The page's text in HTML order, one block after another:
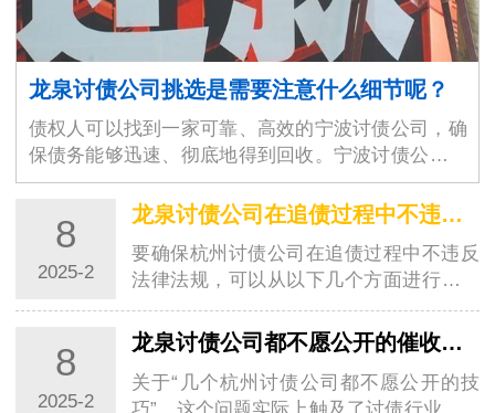
龙泉讨债公司挑选是需要注意什么细节呢？
债权人可以找到一家可靠、高效的宁波讨债公司，确
保债务能够迅速、彻底地得到回收。宁波讨债公司的
选择不仅仅是为了解决眼前的经济问题，更是为了维
护商业环境的稳定与良好运作。随着商业交易的增加
和…8
2025-2
龙泉讨债公司在追债过程中不违反法律法规？
要确保杭州讨债公司在追债过程中不违反
法律法规，可以从以下几个方面进行考虑
和操作：一、明确杭州讨债公司的合法性
杭州讨债公司如果以信息咨询公司、调查
公司或者其他名义从事催收工作，在遵守
相关法…
8
2025-2
龙泉讨债公司都不愿公开的催收技巧
关于“几个杭州讨债公司都不愿公开的技